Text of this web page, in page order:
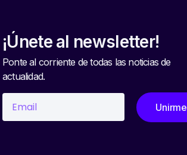
¡Únete al newsletter!
Ponte al corriente de todas las noticias de
actualidad.
Unirme